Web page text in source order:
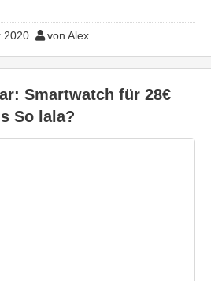
2020 von Alex
Smartwatch für 28€
So lala?